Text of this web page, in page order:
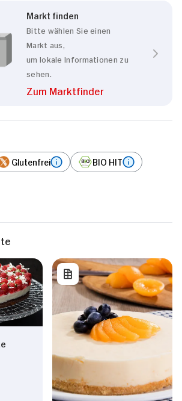
Markt finden
Bitte wählen Sie einen
Markt aus,
um lokale Informationen zu
sehen.
Zum Marktfinder
Glutenfrei BIO HIT